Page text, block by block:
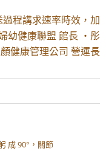
程講求速率時效，加
幼健康聯盟 館長 ・彤
顏健康管理公司 營運長
成 90°，關節